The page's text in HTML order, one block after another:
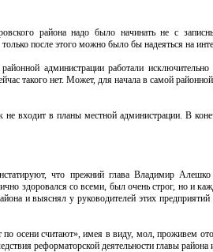
района надо было начинать не с
после этого можно было бы надеяться на
администрации работали
такого нет. Может, для начала в самой
входит в планы местной администрации. В
что прежний глава Владимир Алешко
здоровался со всеми, был очень строг, но и
и выяснял у руководителей этих
осени считают», имея в виду, мол, проживем
реформаторской деятельности главы района